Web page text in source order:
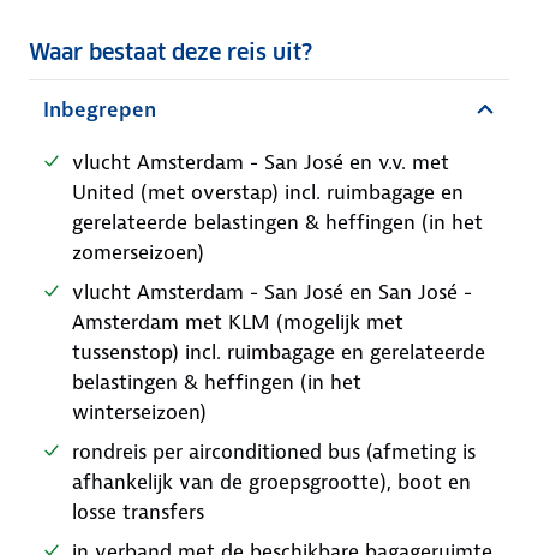
Waar bestaat deze reis uit?
Inbegrepen
vlucht Amsterdam - San José en v.v. met
United (met overstap) incl. ruimbagage en
gerelateerde belastingen & heffingen (in het
zomerseizoen)
vlucht Amsterdam - San José en San José -
Amsterdam met KLM (mogelijk met
tussenstop) incl. ruimbagage en gerelateerde
belastingen & heffingen (in het
winterseizoen)
rondreis per airconditioned bus (afmeting is
afhankelijk van de groepsgrootte), boot en
losse transfers